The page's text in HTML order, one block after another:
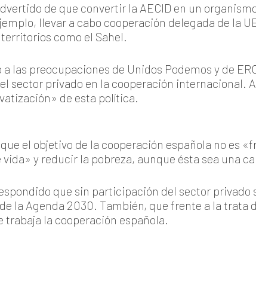
de que convertir la AECID en un
llevar a cabo cooperación delegada de la
como el Sahel.
las preocupaciones de Unidos Podemos y de
sector privado en la cooperación internacional.
de esta política.
el objetivo de la cooperación española no es
y reducir la pobreza, aunque ésta sea una
que sin participación del sector
la Agenda 2030. También, que frente a la trata
trabaja la cooperación española.